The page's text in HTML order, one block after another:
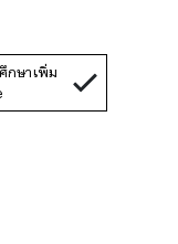
กษาเพิ่ม